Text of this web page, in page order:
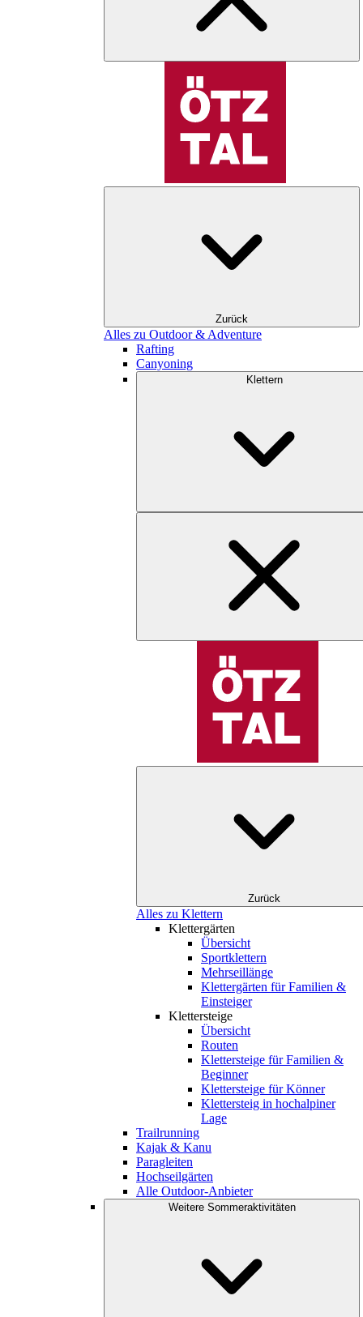
Zurück
Alles zu Outdoor & Adventure
Rafting
Canyoning
Klettern
Zurück
Alles zu Klettern
Klettergärten
Übersicht
Sportklettern
Mehrseillänge
Klettergärten für Familien &
Einsteiger
Klettersteige
Übersicht
Routen
Klettersteige für Familien &
Beginner
Klettersteige für Könner
Klettersteig in hochalpiner
Lage
Trailrunning
Kajak & Kanu
Paragleiten
Hochseilgärten
Alle Outdoor-Anbieter
Weitere Sommeraktivitäten